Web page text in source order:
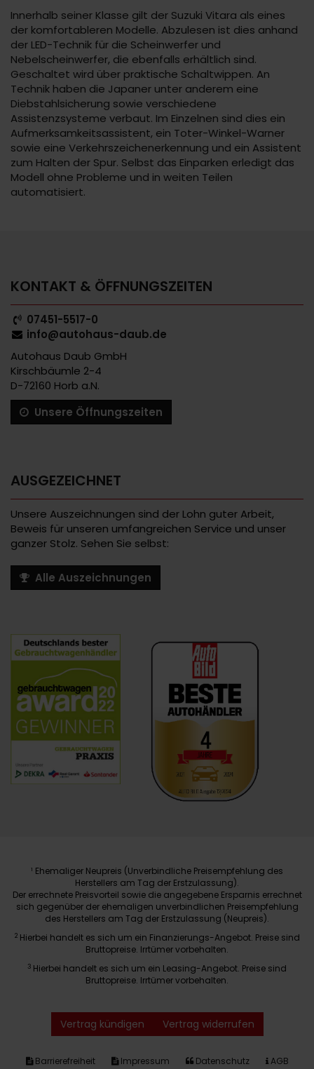
Innerhalb seiner Klasse gilt der Suzuki Vitara als eines
der komfortableren Modelle. Abzulesen ist dies anhand
der LED-Technik für die Scheinwerfer und
Nebelscheinwerfer, die ebenfalls erhältlich sind.
Geschaltet wird über praktische Schaltwippen. An
Technik haben die Japaner unter anderem eine
Diebstahlsicherung sowie verschiedene
Assistenzsysteme verbaut. Im Einzelnen sind dies ein
Aufmerksamkeitsassistent, ein Toter-Winkel-Warner
sowie eine Verkehrszeichenerkennung und ein Assistent
zum Halten der Spur. Selbst das Einparken erledigt das
Modell ohne Probleme und in weiten Teilen
automatisiert.
KONTAKT & ÖFFNUNGSZEITEN
07451-5517-0
info@autohaus-daub.de
Autohaus Daub GmbH
Kirschbäumle 2-4
D-72160 Horb a.N.
Unsere Öffnungszeiten
AUSGEZEICHNET
Unsere Auszeichnungen sind der Lohn guter Arbeit,
Beweis für unseren umfangreichen Service und unser
ganzer Stolz. Sehen Sie selbst:
Alle Auszeichnungen
1 Ehemaliger Neupreis (Unverbindliche Preisempfehlung des
Herstellers am Tag der Erstzulassung).
Der errechnete Preisvorteil sowie die angegebene Ersparnis errechnet
sich gegenüber der ehemaligen unverbindlichen Preisempfehlung
des Herstellers am Tag der Erstzulassung (Neupreis).
2 Hierbei handelt es sich um ein Finanzierungs-Angebot. Preise sind
Bruttopreise. Irrtümer vorbehalten.
3 Hierbei handelt es sich um ein Leasing-Angebot. Preise sind
Bruttopreise. Irrtümer vorbehalten.
Vertrag kündigen Vertrag widerrufen
Barrierefreiheit Impressum Datenschutz
AGB